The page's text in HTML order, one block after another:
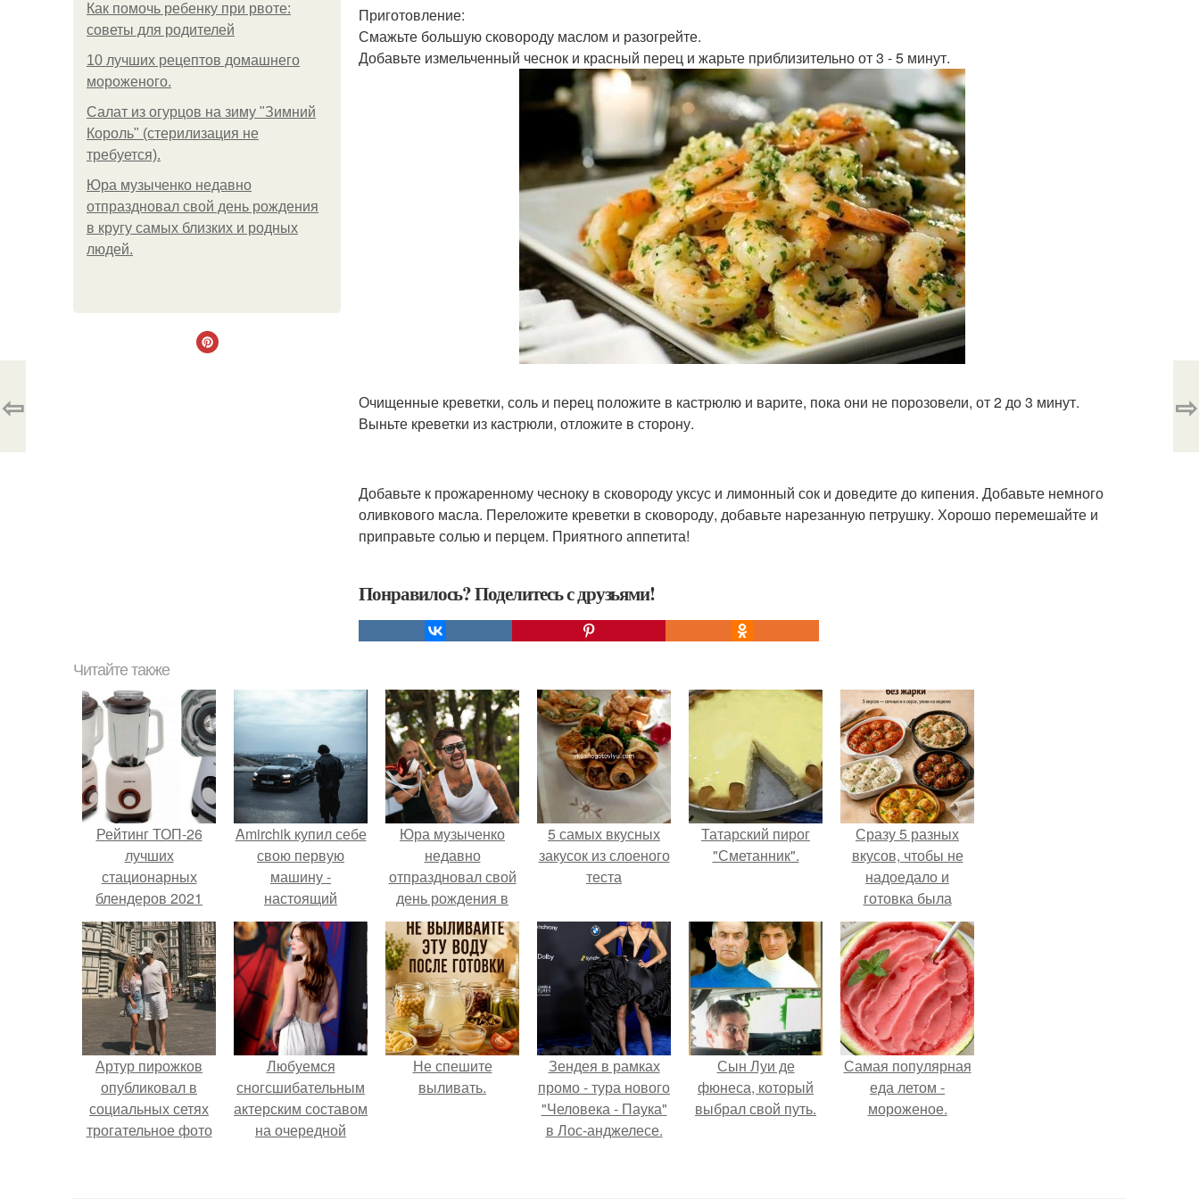
Как помочь ребенку при рвоте:
советы для родителей
10 лучших рецептов домашнего
мороженого.
Салат из огурцов на зиму "Зимний
Король" (стерилизация не
требуется).
Юра музыченко недавно
отпраздновал свой день рождения
в кругу самых близких и родных
людей.
Приготовление:
Смажьте большую сковороду маслом и разогрейте.
Добавьте измельченный чеснок и красный перец и жарьте приблизительно от 3 - 5 минут.
Очищенные креветки, соль и перец положите в кастрюлю и варите, пока они не порозовели, от 2 до 3 минут.
Выньте креветки из кастрюли, отложите в сторону.
Добавьте к прожаренному чесноку в сковороду уксус и лимонный сок и доведите до кипения. Добавьте немного
оливкового масла. Переложите креветки в сковороду, добавьте нарезанную петрушку. Хорошо перемешайте и
приправьте солью и перцем. Приятного аппетита!
Понравилось? Поделитесь с друзьями!
⇦ ⇨
Читайте также
Рейтинг ТОП-26
лучших
стационарных
блендеров 2021
года. ТОП-8
стационарных
блендеров 2021
Amirchik купил себе
свою первую
машину -
настоящий
автомобиль мечты
для многих
автолюбителей.
Юра музыченко
недавно
отпраздновал свой
день рождения в
кругу самых
близких и родных
людей.
5 самых вкусных
закусок из слоеного
теста
Татарский пирог
"Сметанник".
Сразу 5 разных
вкусов, чтобы не
надоедало и
готовка была
проще.
Артур пирожков
опубликовал в
социальных сетях
трогательное фото
сделанное во
Любуемся
сногсшибательным
актерским составом
на очередной
Не спешите
выливать.
Зендея в рамках
промо - тура нового
"Человека - Паука"
в Лос-анджелесе.
Сын Луи де
фюнеса, который
выбрал свой путь.
Самая популярная
еда летом -
мороженое.